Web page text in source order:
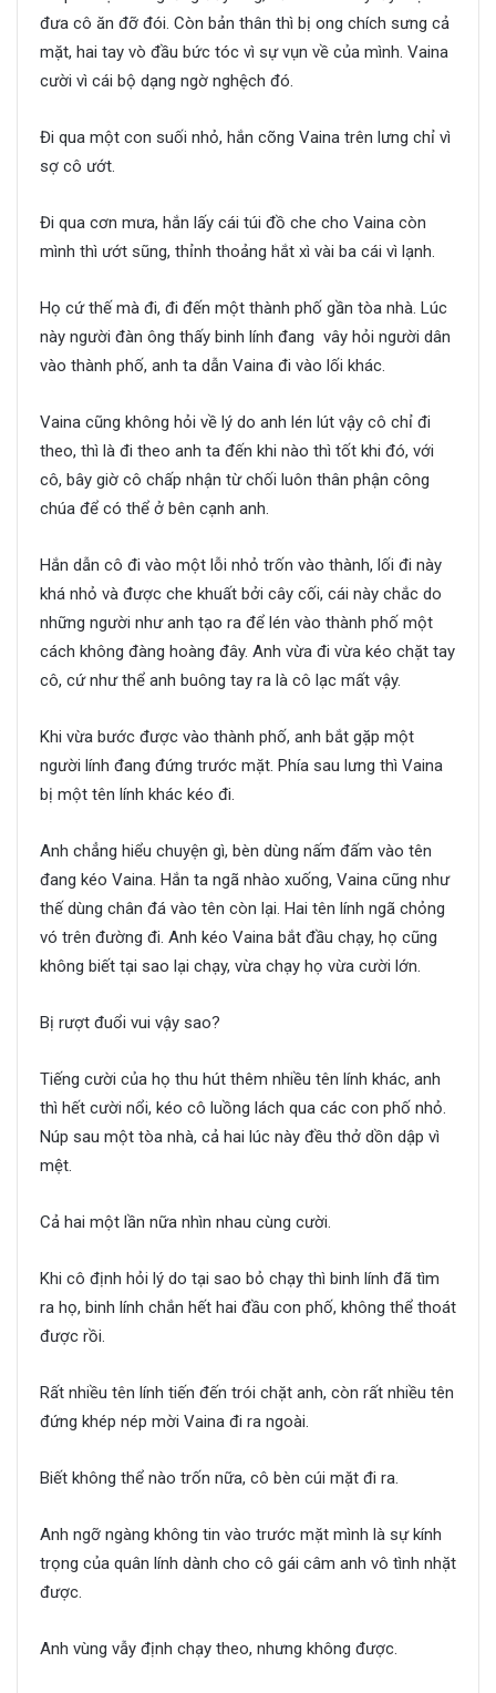
đưa cô ăn đỡ đói. Còn bản thân thì bị ong chích sưng cả
mặt, hai tay vò đầu bức tóc vì sự vụn về của mình. Vaina
cười vì cái bộ dạng ngờ nghệch đó.
Đi qua một con suối nhỏ, hắn cõng Vaina trên lưng chỉ vì
sợ cô ướt.
Đi qua cơn mưa, hắn lấy cái túi đồ che cho Vaina còn
mình thì ướt sũng, thỉnh thoảng hắt xì vài ba cái vì lạnh.
Họ cứ thế mà đi, đi đến một thành phố gần tòa nhà. Lúc
này người đàn ông thấy binh lính đang vây hỏi người dân
vào thành phố, anh ta dẫn Vaina đi vào lối khác.
Vaina cũng không hỏi về lý do anh lén lút vậy cô chỉ đi
theo, thì là đi theo anh ta đến khi nào thì tốt khi đó, với
cô, bây giờ cô chấp nhận từ chối luôn thân phận công
chúa để có thể ở bên cạnh anh.
Hắn dẫn cô đi vào một lỗi nhỏ trốn vào thành, lối đi này
khá nhỏ và được che khuất bởi cây cối, cái này chắc do
những người như anh tạo ra để lén vào thành phố một
cách không đàng hoàng đây. Anh vừa đi vừa kéo chặt tay
cô, cứ như thể anh buông tay ra là cô lạc mất vậy.
Khi vừa bước được vào thành phố, anh bắt gặp một
người lính đang đứng trước mặt. Phía sau lưng thì Vaina
bị một tên lính khác kéo đi.
Anh chẳng hiểu chuyện gì, bèn dùng nấm đấm vào tên
đang kéo Vaina. Hắn ta ngã nhào xuống, Vaina cũng như
thế dùng chân đá vào tên còn lại. Hai tên lính ngã chỏng
vó trên đường đi. Anh kéo Vaina bắt đầu chạy, họ cũng
không biết tại sao lại chạy, vừa chạy họ vừa cười lớn.
Bị rượt đuổi vui vậy sao?
Tiếng cười của họ thu hút thêm nhiều tên lính khác, anh
thì hết cười nổi, kéo cô luồng lách qua các con phố nhỏ.
Núp sau một tòa nhà, cả hai lúc này đều thở dồn dập vì
mệt.
Cả hai một lần nữa nhìn nhau cùng cười.
Khi cô định hỏi lý do tại sao bỏ chạy thì binh lính đã tìm
ra họ, binh lính chắn hết hai đầu con phố, không thể thoát
được rồi.
Rất nhiều tên lính tiến đến trói chặt anh, còn rất nhiều tên
đứng khép nép mời Vaina đi ra ngoài.
Biết không thể nào trốn nữa, cô bèn cúi mặt đi ra.
Anh ngỡ ngàng không tin vào trước mặt mình là sự kính
trọng của quân lính dành cho cô gái câm anh vô tình nhặt
được.
Anh vùng vẫy định chạy theo, nhưng không được.